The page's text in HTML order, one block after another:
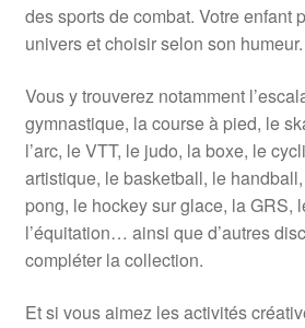
des sports de combat. Votre enfant
univers et choisir selon son humeur.
Vous y trouverez notamment
gymnastique, la course à pied, le
l’arc, le VTT, le judo, la boxe, le
artistique, le basketball, le
pong, le hockey sur glace, la GRS,
l’équitation… ainsi que d’autres
compléter la collection.
Et si vous aimez les activités